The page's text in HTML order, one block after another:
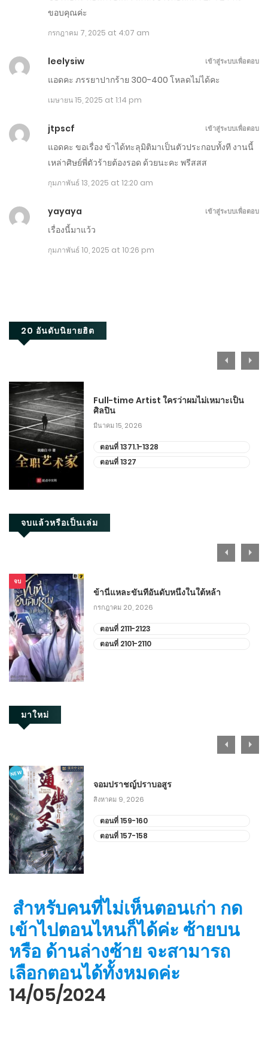
ขอบคุณค่ะ
กรกฎาคม 7, 2025 at 4:07 am
leelysiw
แอดคะ ภรรยาปากร้าย 300-400 โหลดไม่ได้คะ
เมษายน 15, 2025 at 1:14 pm
เข้าสู่ระบบเพื่อตอบ
jtpscf
แอดคะ ขอเรื่อง ข้าได้ทะลุมิติมาเป็นตัวประกอบทั้งที งานนี้
เหล่าศิษย์พี่ตัวร้ายต้องรอด ด้วยนะคะ พรีสสส
กุมภาพันธ์ 13, 2025 at 12:20 am
เข้าสู่ระบบเพื่อตอบ
yayaya
เรื่องนี้มาแว้ว
กุมภาพันธ์ 10, 2025 at 10:26 pm
เข้าสู่ระบบเพื่อตอบ
20 อันดับนิยายฮิต
Full-time Artist ใครว่าผมไม่เหมาะเป็น
ศิลปิน
มีนาคม 15, 2026
ตอนที่ 1371.1-1328
ตอนที่ 1327
จบแล้วหรือเป็นเล่ม
จบ
ข้านี่แหละขันทีอันดับหนึ่งในใต้หล้า
กรกฎาคม 20, 2026
ตอนที่ 2111-2123
ตอนที่ 2101-2110
มาใหม่
NEW
จอมปราชญ์ปราบอสูร
สิงหาคม 9, 2026
ตอนที่ 159-160
ตอนที่ 157-158
สำหรับคนที่ไม่เห็นตอนเก่า กด
เข้าไปตอนไหนก็ได้ค่ะ ซ้ายบน
หรือ ด้านล่างซ้าย จะสามารถ
เลือกตอนได้ทั้งหมดค่ะ
14/05/2024